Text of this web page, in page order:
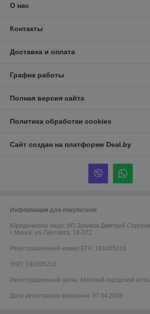
О нас
Контакты
Доставка и оплата
График работы
Полная версия сайта
Политика обработки cookies
Сайт создан на платформе Deal.by
Информация для покупателя
Юридическое лицо: ИП Зубиков Дмитрий
г. Минск, ул. Гинтовта, 18-272
Регистрационный номер ЕГР: 191005216
УНП: 191005216
Регистрационный орган: Минский городской
Дата регистрации компании: 07.04.2008